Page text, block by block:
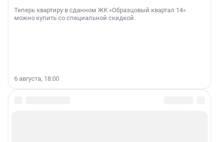
Теперь квартиру в сданном ЖК «Образцовый квартал 14»
можно купить со специальной скидкой.
6 августа, 18:00